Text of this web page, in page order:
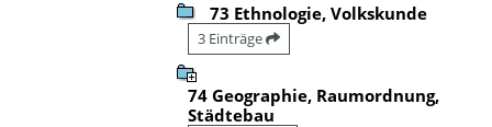
73 Ethnologie, Volkskunde
3 Einträge
74 Geographie, Raumordnung,
Städtebau